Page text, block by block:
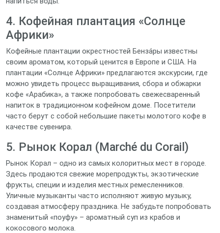
4. Кофейная плантация «Солнце
Африки»
Кофейные плантации окрестностей Бенза́ры известны
своим ароматом, который ценится в Европе и США. На
плантации «Солнце Африки» предлагаются экскурсии, где
можно увидеть процесс выращивания, сбора и обжарки
кофе «Арабика», а также попробовать свежесваренный
напиток в традиционном кофейном доме. Посетители
часто берут с собой небольшие пакеты молотого кофе в
качестве сувенира.
5. Рынок Корал (Marché du Corail)
Рынок Корал – одно из самых колоритных мест в городе.
Здесь продаются свежие морепродукты, экзотические
фрукты, специи и изделия местных ремесленников.
Уличные музыканты часто исполняют живую музыку,
создавая атмосферу праздника. Не забудьте попробовать
знаменитый «поуфу» – ароматный суп из крабов и
кокосового молока.